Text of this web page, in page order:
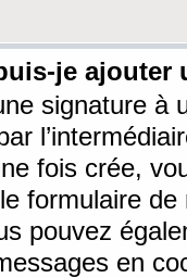
je ajouter
signature à
fois crée,
formulaire de
pouvez
en